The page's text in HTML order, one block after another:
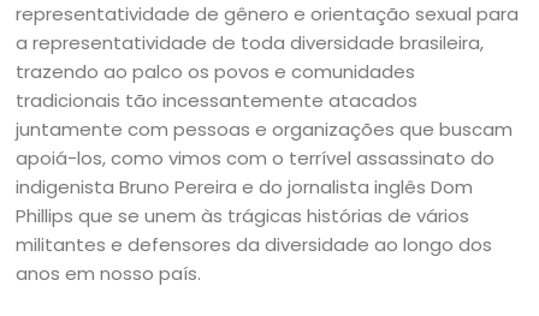
representatividade de gênero e orientação sexual para
a representatividade de toda diversidade brasileira,
trazendo ao palco os povos e comunidades
tradicionais tão incessantemente atacados
juntamente com pessoas e organizações que buscam
apoiá-los, como vimos com o terrível assassinato do
indigenista Bruno Pereira e do jornalista inglês Dom
Phillips que se unem às trágicas histórias de vários
militantes e defensores da diversidade ao longo dos
anos em nosso país.